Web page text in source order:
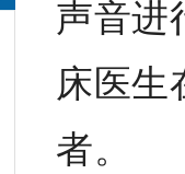
声音进
床医生
者。